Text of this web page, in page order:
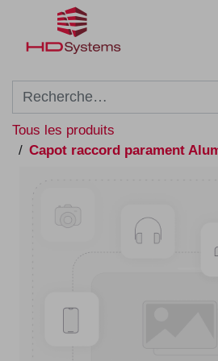
Tous les produits
Capot raccord parament